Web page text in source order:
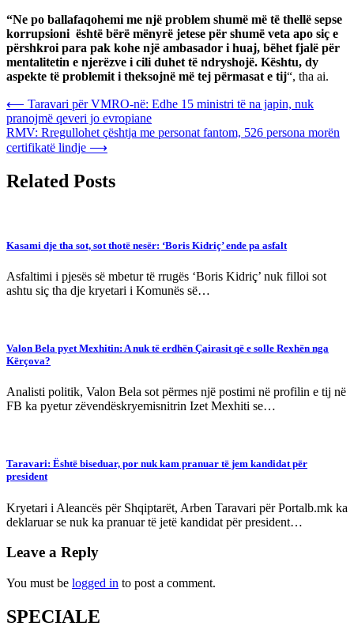
“Ne po ballafaqohemi me një problem shumë më të thellë sepse
korrupsioni është bërë mënyrë jetese për shumë veta apo siç e
përshkroi para pak kohe një ambasador i huaj, bëhet fjalë për
mentalitetin e njerëzve i cili duhet të ndryshojë. Kështu, dy
aspekte të problemit i theksojnë më tej përmasat e tij“, tha ai.
Post
navigation
⟵ Taravari për VMRO-në: Edhe 15 ministri të na japin, nuk
pranojmë qeveri jo evropiane
RMV: Rregullohet çështja me personat fantom, 526 persona morën
certifikatë lindje ⟶
Related Posts
Kasami dje tha sot, sot thotë nesër: ‘Boris Kidriç’ ende pa asfalt
Asfaltimi i pjesës së mbetur të rrugës ‘Boris Kidriç’ nuk filloi sot
ashtu siç tha dje kryetari i Komunës së…
Valon Bela pyet Mexhitin: A nuk të erdhën Çairasit që e solle Rexhën nga
Kërçova?
Analisti politik, Valon Bela sot përmes një postimi në profilin e tij në
FB ka pyetur zëvendëskryemisnitrin Izet Mexhiti se…
Taravari: Është biseduar, por nuk kam pranuar të jem kandidat për
president
Kryetari i Aleancës për Shqiptarët, Arben Taravari për Portalb.mk ka
deklaruar se nuk ka pranuar të jetë kandidat për president…
Leave a Reply
You must be logged in to post a comment.
SPECIALE